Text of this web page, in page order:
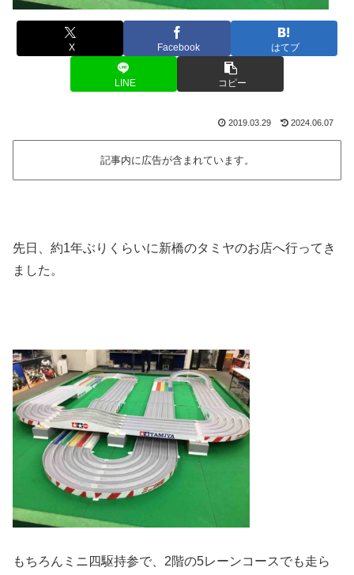
X Facebook はてブ
LINE コピー
2019.03.29 2024.06.07
記事内に広告が含まれています。
先日、約1年ぶりくらいに新橋のタミヤのお店へ行ってき
ました。
もちろんミニ四駆持参で、2階の5レーンコースでも走ら